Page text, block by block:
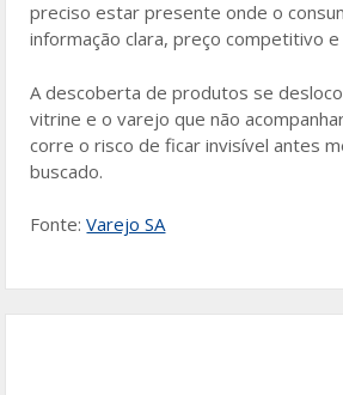
preciso estar presente onde o
informação clara, preço competitivo
A descoberta de produtos se
vitrine e o varejo que não
corre o risco de ficar invisível antes
buscado.
Fonte:Varejo SA